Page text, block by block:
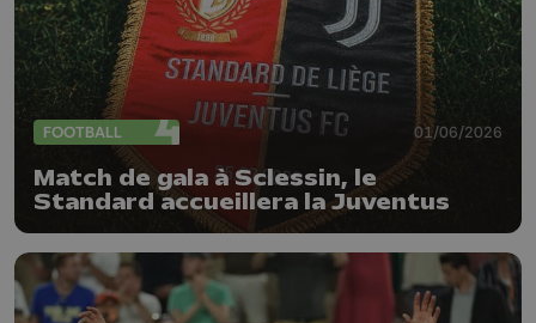
FOOTBALL 01/06/2026
Match de gala à Sclessin, le
Standard accueillera la Juventus